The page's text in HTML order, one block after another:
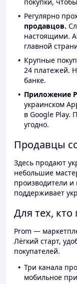
Регулярно
продавцов.
настоящими.
главной
Крупные
24 платежей.
банке.
Приложение
украинском
в Google Play.
угодно.
Продавцы
Здесь продают
небольшие
производители
поддерживает
Для тех,
Prom —
Лёгкий старт,
покупателей.
Три канала
мобильное